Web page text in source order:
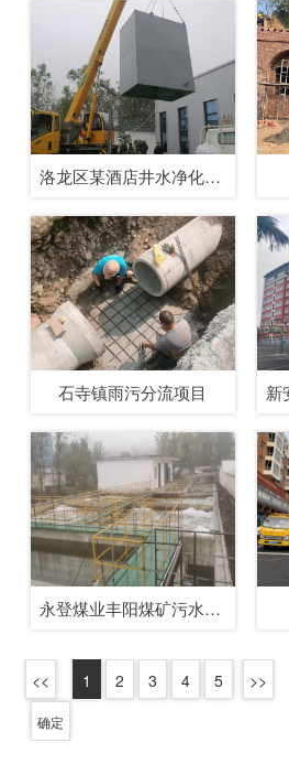
洛龙区某酒店井水净化系统
石寺镇雨污分流项目
永登煤业丰阳煤矿污水处理项目
1 2 3 4 5
确定